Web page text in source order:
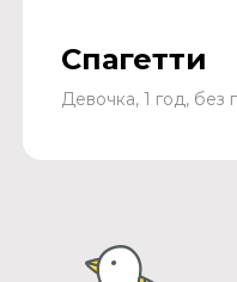
Спагетти
Девочка, 1 год, без